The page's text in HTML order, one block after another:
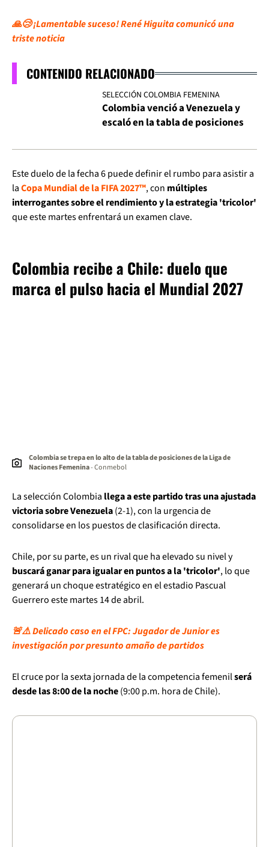
🙏😢 ¡Lamentable suceso! René Higuita comunicó una
triste noticia
CONTENIDO RELACIONADO
SELECCIÓN COLOMBIA FEMENINA
Colombia venció a Venezuela y
escaló en la tabla de posiciones
Este duelo de la fecha 6 puede definir el rumbo para asistir a
laCopa Mundial de la FIFA 2027™, con múltiples
interrogantes sobre el rendimiento y la estrategia 'tricolor'
que este martes enfrentará un examen clave.
Colombia recibe a Chile: duelo que
marca el pulso hacia el Mundial 2027
Colombia se trepa en lo alto de la tabla de posiciones de la Liga de
Naciones Femenina- Conmebol
La selección Colombia llega a este partido tras una ajustada
victoria sobre Venezuela(2-1), con la urgencia de
consolidarse en los puestos de clasificación directa.
Chile, por su parte, es un rival que ha elevado su nivel y
buscará ganar para igualar en puntos a la 'tricolor', lo que
generará un choque estratégico en el estadio Pascual
Guerrero este martes 14 de abril.
🚨⚠️ Delicado caso en el FPC: Jugador de Junior es
investigación por presunto amaño de partidos
El cruce por la sexta jornada de la competencia femenilserá
desde las 8:00 de la noche(9:00 p.m. hora de Chile).